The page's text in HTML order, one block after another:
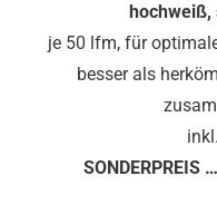
hochweiß,
je 50 lfm, für
besser als
SONDERPREIS